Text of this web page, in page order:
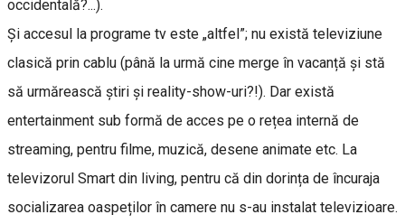
occidentală?...).
Și accesul la programe tv este „altfel”; nu există televiziune
clasică prin cablu (până la urmă cine merge în vacanță și stă
să urmărească știri și reality-show-uri?!). Dar există
entertainment sub formă de acces pe o rețea internă de
streaming, pentru filme, muzică, desene animate etc. La
televizorul Smart din living, pentru că din dorința de încuraja
socializarea oaspeților în camere nu s-au instalat televizioare.